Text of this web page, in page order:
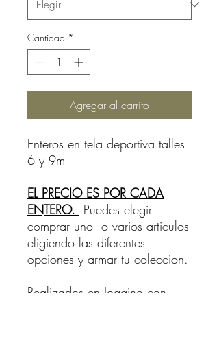
Cantidad *
Agregar al carrito
Enteros en tela deportiva talles
6 y 9m
EL PRECIO ES POR CADA
ENTERO. Puedes elegir
comprar uno o varios articulos
eligiendo las diferentes
opciones y armar tu coleccion.
Realizados en Jogging con